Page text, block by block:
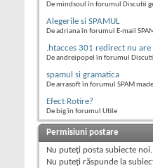
De mindsoul în forumul Discutii
Alegerile si SPAMUL
De adriana în forumul E-mail
.htacces 301 redirect nu are
De andreipopel în forumul
spamul si gramatica
De arrasoft în forumul SPAM
Efect Rotire?
De big în forumul Utile
Permisiuni postare
Nu puteţi posta subiecte noi.
Nu puteţi răspunde la